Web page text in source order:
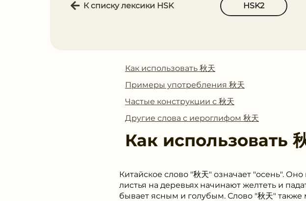
К списку лексики HSK HSK2
Как использовать 秋天
Примеры употребления 秋天
Частые конструкции с 秋天
Другие слова с иероглифом 秋天
Как использовать
Китайское слово "秋天" означает "осень".
листья на деревьях начинают желтеть и
бывает ясным и голубым. Слово "秋天" также